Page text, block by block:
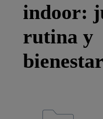
indoor:
rutina y